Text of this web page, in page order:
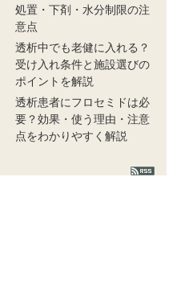
処置・下剤・水分制限の注
意点
透析中でも老健に入れる？
受け入れ条件と施設選びの
ポイントを解説
透析患者にフロセミドは必
要？効果・使う理由・注意
点をわかりやすく解説